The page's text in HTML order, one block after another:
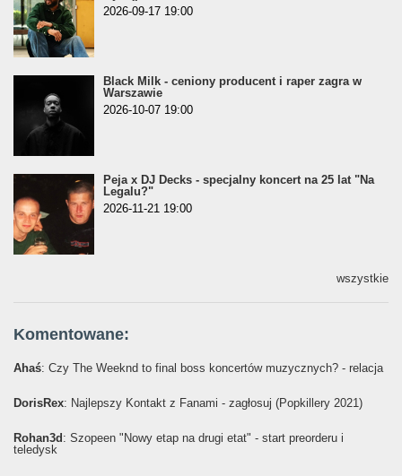
2026-09-17 19:00
Black Milk - ceniony producent i raper zagra w
Warszawie
2026-10-07 19:00
Peja x DJ Decks - specjalny koncert na 25 lat "Na
Legalu?"
2026-11-21 19:00
wszystkie
Komentowane:
Ahaś: Czy The Weeknd to final boss koncertów muzycznych? - relacja
DorisRex: Najlepszy Kontakt z Fanami - zagłosuj (Popkillery 2021)
Rohan3d: Szopeen "Nowy etap na drugi etat" - start preorderu i
teledysk